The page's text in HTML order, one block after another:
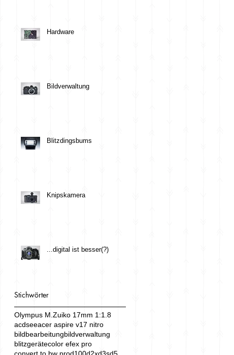
Hardware
Bildverwaltung
Blitzdingsbums
Knipskamera
...digital ist besser(?)
Stichwörter
Olympus M.Zuiko 17mm 1:1.8
acdseeacer aspire v17 nitro
bildbearbeitungbildverwaltung
blitzgerätecolor efex pro
convert to bw prod100d2xd3sd5